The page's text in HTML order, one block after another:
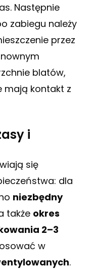
Następnie
zabiegu należy
przez
blatów,
mają kontakt z
i
się
dla
niezbędny
także okres
2–3
w
.